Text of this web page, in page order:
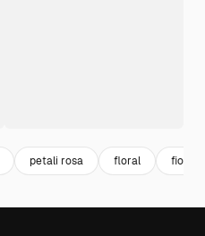
petali rosa floral fiori